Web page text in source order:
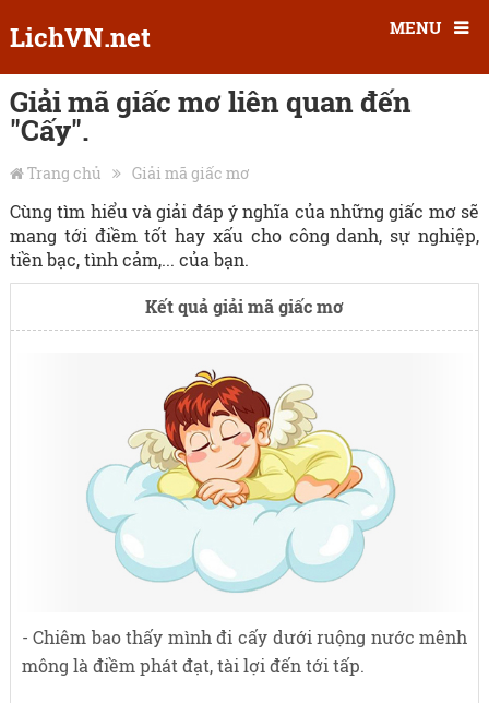
LichVN.net MENU
Giải mã giấc mơ liên quan đến
"Cấy".
Trang chủ Giải mã giấc mơ
Cùng tìm hiểu và giải đáp ý nghĩa của những giấc mơ sẽ
mang tới điềm tốt hay xấu cho công danh, sự nghiệp,
tiền bạc, tình cảm,... của bạn.
Kết quả giải mã giấc mơ
- Chiêm bao thấy mình đi cấy dưới ruộng nước mênh
mông là điềm phát đạt, tài lợi đến tới tấp.